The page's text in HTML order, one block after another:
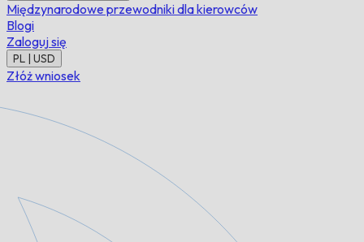
Międzynarodowe przewodniki dla kierowców
Blogi
Zaloguj się
PL | USD
Złóż wniosek